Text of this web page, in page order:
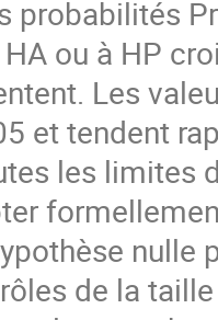
probabilités
ou à HP
Les
et tendent
les limites
nulle
de la